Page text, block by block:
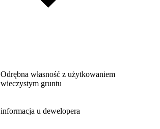
Odrębna własność z użytkowaniem
wieczystym gruntu
informacja u dewelopera